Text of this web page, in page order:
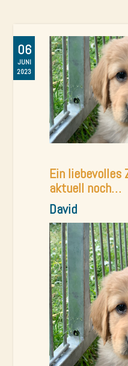
06
JUNI
2023
Ein liebevolles
aktuell noch…
David